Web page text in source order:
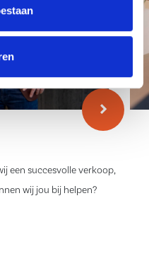
een succesvolle verkoop,
wij jou bij helpen?